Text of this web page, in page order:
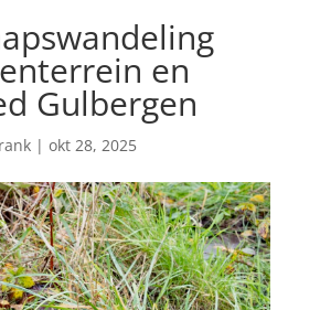
en
Gulbergen
| okt 28, 2025